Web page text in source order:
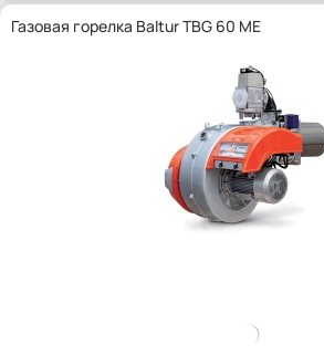
Газовая горелка Baltur TBG 60 ME